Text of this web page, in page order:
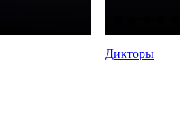
Дикторы